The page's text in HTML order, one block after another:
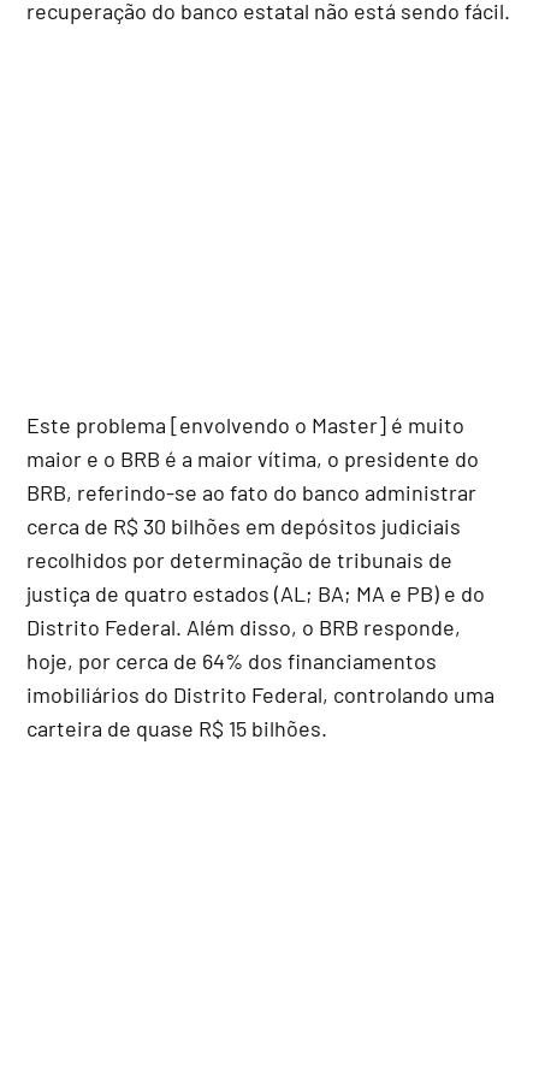
recuperação do banco estatal não está sendo fácil.
Este problema [envolvendo o Master] é muito
maior e o BRB é a maior vítima, o presidente do
BRB, referindo-se ao fato do banco administrar
cerca de R$ 30 bilhões em depósitos judiciais
recolhidos por determinação de tribunais de
justiça de quatro estados (AL; BA; MA e PB) e do
Distrito Federal. Além disso, o BRB responde,
hoje, por cerca de 64% dos financiamentos
imobiliários do Distrito Federal, controlando uma
carteira de quase R$ 15 bilhões.